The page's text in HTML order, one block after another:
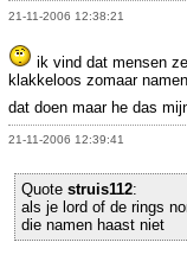
21-11-2006 12:38:21
ik vind dat mensen
klakkeloos zomaar
dat doen maar he das
21-11-2006 12:39:41
Quote struis112:
als je lord of de rings
die namen haast niet